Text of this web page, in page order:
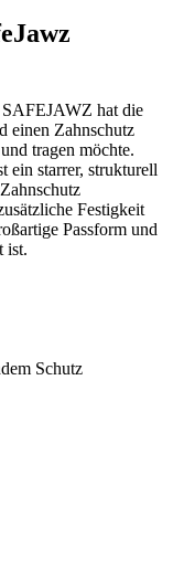
hat die
einen Zahnschutz
tragen möchte.
ein starrer, strukturell
Festigkeit
Passform und
ist.
Schutz